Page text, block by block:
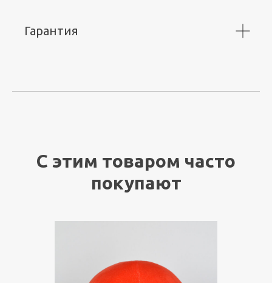
Гарантия
С этим товаром часто
покупают